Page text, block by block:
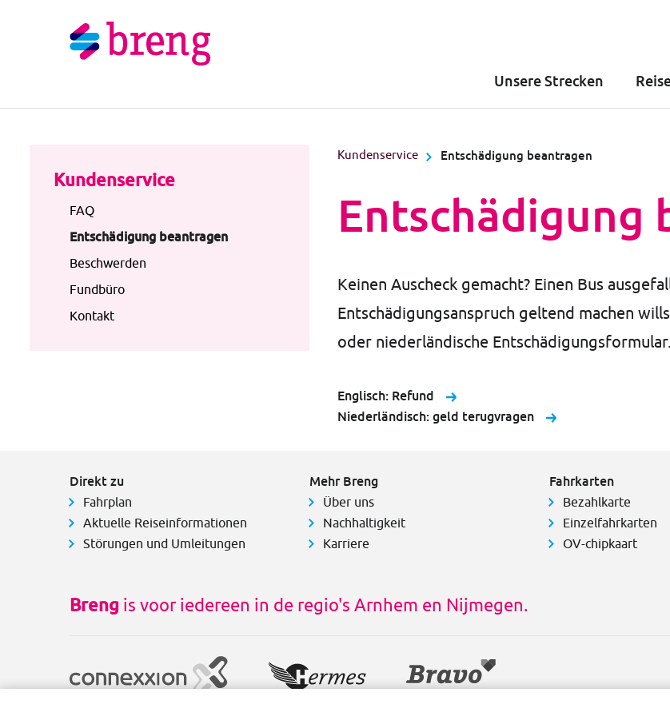
Unsere Strecken
Kundenservice
FAQ
Entschädigung beantragen
Beschwerden
Fundbüro
Kontakt
Kundenservice Entschädigung beantragen
Entschädigung
Keinen Auscheck gemacht? Einen Bus
Entschädigungsanspruch geltend machen
oder niederländische Entschädigungsformular.
Englisch: Refund
Niederländisch: geld terugvragen
Direkt zu
Fahrplan
Aktuelle Reiseinformationen
Störungen und Umleitungen
Mehr Breng
Über uns
Nachhaltigkeit
Karriere
Fahrkarten
Bezahlkarte
Einzelfahrkarten
OV-chipkaart
Breng is voor iedereen in de regio's Arnhem en Nijmegen.